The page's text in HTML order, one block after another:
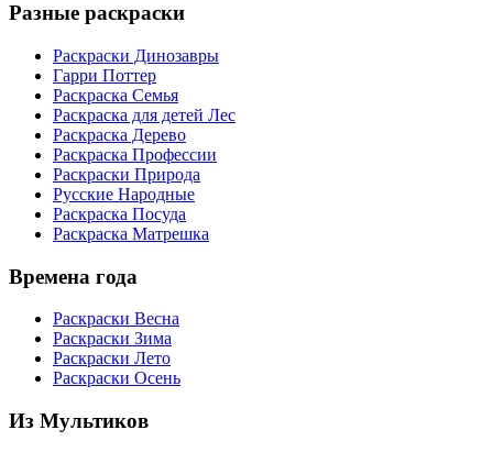
Разные раскраски
Раскраски Динозавры
Гарри Поттер
Раскраска Семья
Раскраска для детей Лес
Раскраска Дерево
Раскраска Профессии
Раскраски Природа
Русские Народные
Раскраска Посуда
Раскраска Матрешка
Времена года
Раскраски Весна
Раскраски Зима
Раскраски Лето
Раскраски Осень
Из Мультиков